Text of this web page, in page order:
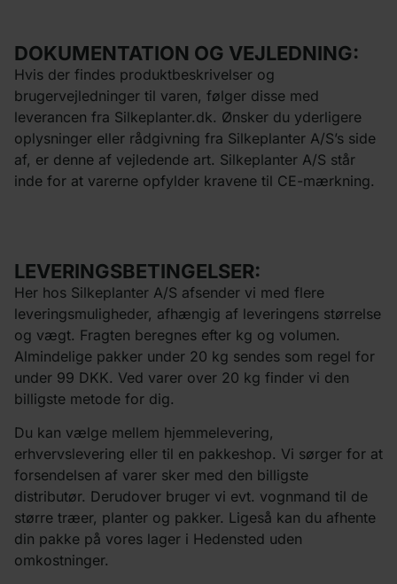
DOKUMENTATION OG VEJLEDNING:
Hvis der findes produktbeskrivelser og
brugervejledninger til varen, følger disse med
leverancen fra Silkeplanter.dk. Ønsker du yderligere
oplysninger eller rådgivning fra Silkeplanter A/S’s side
af, er denne af vejledende art. Silkeplanter A/S står
inde for at varerne opfylder kravene til CE-mærkning.
LEVERINGSBETINGELSER:
Her hos Silkeplanter A/S afsender vi med flere
leveringsmuligheder, afhængig af leveringens størrelse
og vægt. Fragten beregnes efter kg og volumen.
Almindelige pakker under 20 kg sendes som regel for
under 99 DKK. Ved varer over 20 kg finder vi den
billigste metode for dig.
Du kan vælge mellem hjemmelevering,
erhvervslevering eller til en pakkeshop. Vi sørger for at
forsendelsen af varer sker med den billigste
distributør. Derudover bruger vi evt. vognmand til de
større træer, planter og pakker. Ligeså kan du afhente
din pakke på vores lager i Hedensted uden
omkostninger.